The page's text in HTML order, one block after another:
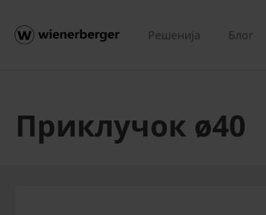
Решенија Блог
Приклучок ø40